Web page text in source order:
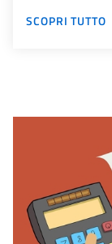
SCOPRI TUTTO